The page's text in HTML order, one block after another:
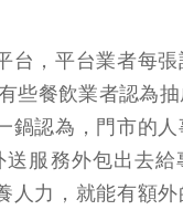
台，平台業者每張
些餐飲業者認為
鍋認為，門市的
服務外包出去給
人力，就能有額